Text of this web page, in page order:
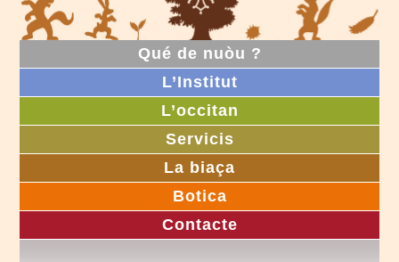
Qué de nuòu ?
L’Institut
L’occitan
Servicis
La biaça
Botica
Contacte